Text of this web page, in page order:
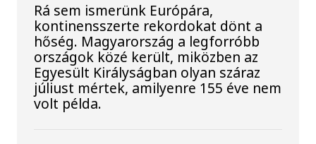
Rá sem ismerünk Európára,
kontinensszerte rekordokat dönt a
hőség. Magyarország a legforróbb
országok közé került, miközben az
Egyesült Királyságban olyan száraz
júliust mértek, amilyenre 155 éve nem
volt példa.